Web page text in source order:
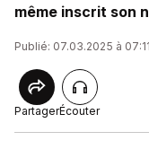
même inscrit son
Publié: 07.03.2025 à
PartagerÉcouter